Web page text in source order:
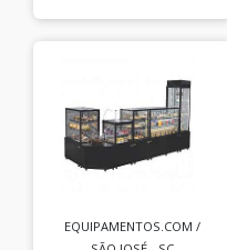
EQUIPAMENTOS.COM /